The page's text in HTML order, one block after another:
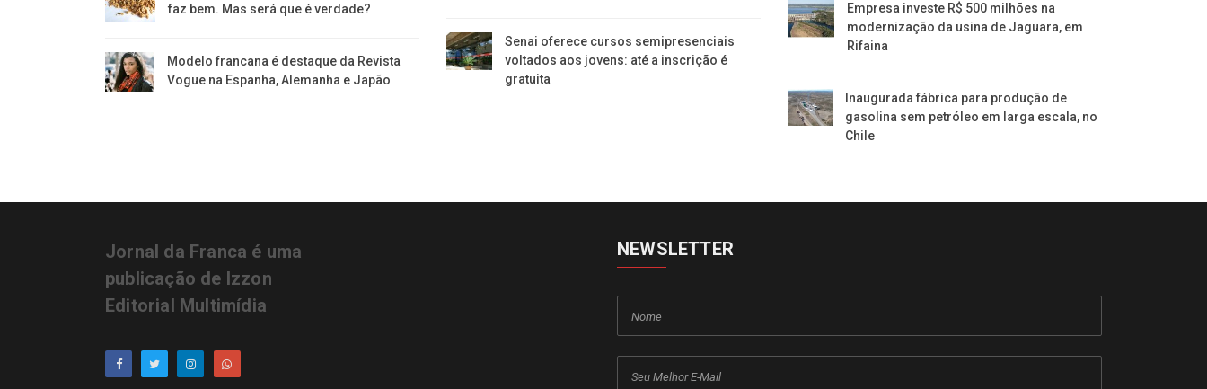
faz bem. Mas será que é verdade?
Modelo francana é destaque da Revista
Vogue na Espanha, Alemanha e Japão
Senai oferece cursos semipresenciais
voltados aos jovens: até a inscrição é
gratuita
Empresa investe R$ 500 milhões na
modernização da usina de Jaguara, em
Rifaina
Inaugurada fábrica para produção de
gasolina sem petróleo em larga escala, no
Chile
Jornal da Franca é uma
publicação de Izzon
Editorial Multimídia
NEWSLETTER